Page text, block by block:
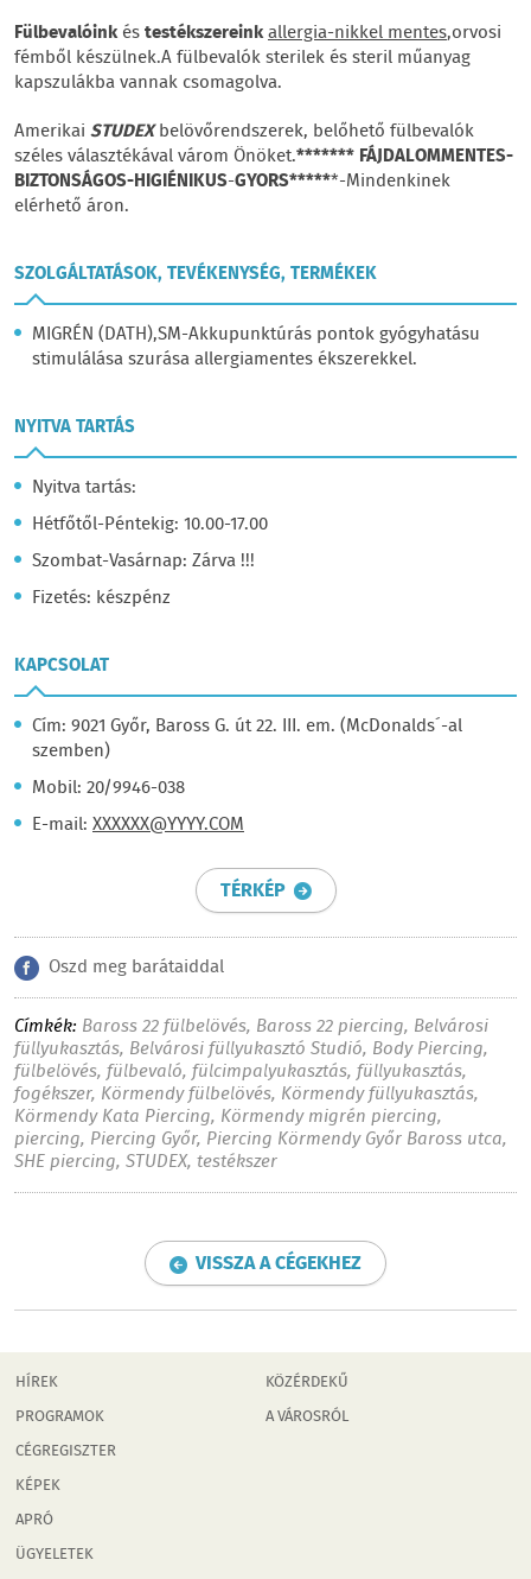
Fülbevalóinkéstestékszereinkallergia-nikkel mentes,orvosi
fémből készülnek.A fülbevalók sterilek és steril műanyag
kapszulákba vannak csomagolva.
Amerikai STUDEXbelövőrendszerek, belőhető fülbevalók
széles választékával várom Önöket.******* FÁJDALOMMENTES-
BIZTONSÁGOS-HIGIÉNIKUS-GYORS******-Mindenkinek
elérhető áron.
SZOLGÁLTATÁSOK, TEVÉKENYSÉG, TERMÉKEK
MIGRÉN (DATH),SM-Akkupunktúrás pontok gyógyhatásu
stimulálása szurása allergiamentes ékszerekkel.
NYITVA TARTÁS
Nyitva tartás:
Hétfőtől-Péntekig: 10.00-17.00
Szombat-Vasárnap: Zárva !!!
Fizetés: készpénz
KAPCSOLAT
Cím: 9021 Győr, Baross G. út 22. III. em. (McDonalds´-al
szemben)
Mobil: 20/9946-038
E-mail: XXXXXX@YYYY.COM
TÉRKÉP
Oszd meg barátaiddal
Címkék: Baross 22 fülbelövés, Baross 22 piercing, Belvárosi
füllyukasztás, Belvárosi füllyukasztó Studió, Body Piercing,
fülbelövés,fülbevaló,fülcimpalyukasztás,füllyukasztás,
fogékszer, Körmendy fülbelövés, Körmendy füllyukasztás,
Körmendy Kata Piercing, Körmendy migrén piercing,
piercing, Piercing Győr, Piercing Körmendy Győr Baross utca,
SHE piercing, STUDEX, testékszer
VISSZA A CÉGEKHEZ
HÍREK
PROGRAMOK
CÉGREGISZTER
KÉPEK
APRÓ
ÜGYELETEK
KÖZÉRDEKŰ
A VÁROSRÓL